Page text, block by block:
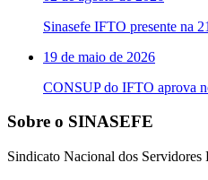
Sinasefe IFTO presente na
19 de maio de 2026
CONSUP do IFTO aprova
Sobre o SINASEFE
Sindicato Nacional dos Servidores